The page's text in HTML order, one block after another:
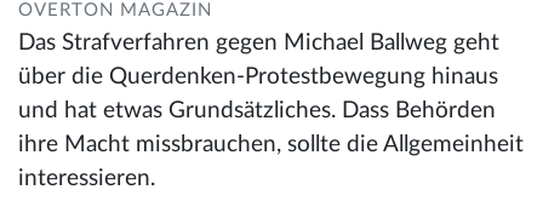
OVERTON MAGAZIN
Das Strafverfahren gegen Michael Ballweg geht
über die Querdenken-Protestbewegung hinaus
und hat etwas Grundsätzliches. Dass Behörden
ihre Macht missbrauchen, sollte die Allgemeinheit
interessieren.